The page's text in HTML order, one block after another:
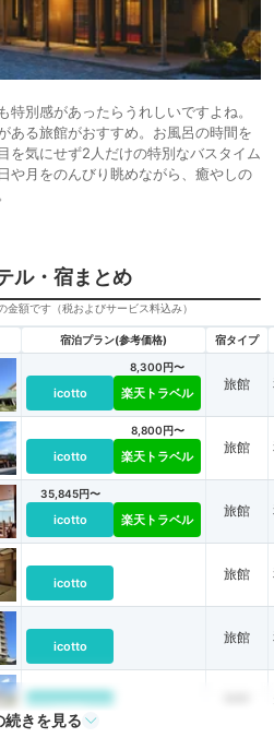
別感があったらうれしいですよね。
ある旅館がおすすめ。お風呂の時間を
を気にせず2人だけの特別なバスタイム
や月をのんびり眺めながら、癒やしの
ル・宿まとめ
額です（税およびサービス料込み）
宿泊プラン(参考価格) 宿タイプ
icotto
8,300円〜
楽天トラベル
旅館
icotto
8,800円〜
楽天トラベル
旅館
35,845円〜
icotto 楽天トラベル
旅館
icotto
旅館
icotto
旅館
icotto
続きを見る